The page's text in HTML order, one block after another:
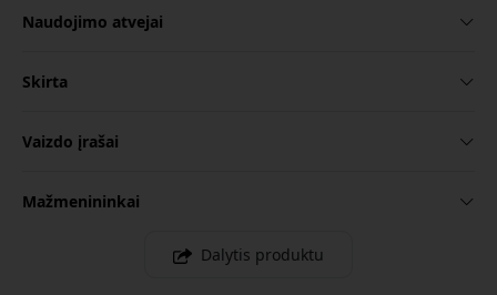
Naudojimo atvejai
Skirta
Vaizdo įrašai
Mažmenininkai
Dalytis produktu